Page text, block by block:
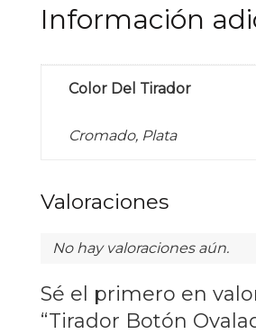
Información
Color Del Tirador
Cromado, Plata
Valoraciones
No hay valoraciones aún.
Sé el primero en
“Tirador Botón